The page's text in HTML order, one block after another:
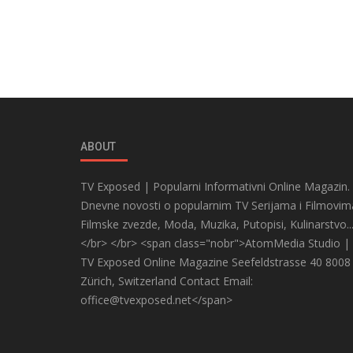
ABOUT
TV Exposed | Popularni Informativni Online Magazin.
Dnevne novosti o popularnim TV Serijama i
Filmske zvezde, Moda, Muzika, Putopisi, Kulinarstvo...
</br> </br> <span class="nobr">AtomMedia Studio |
TV Exposed Online Magazine Seefeldstrasse 40 8008
Zürich, Switzerland Contact Email:
office@tvexposed.net</span>